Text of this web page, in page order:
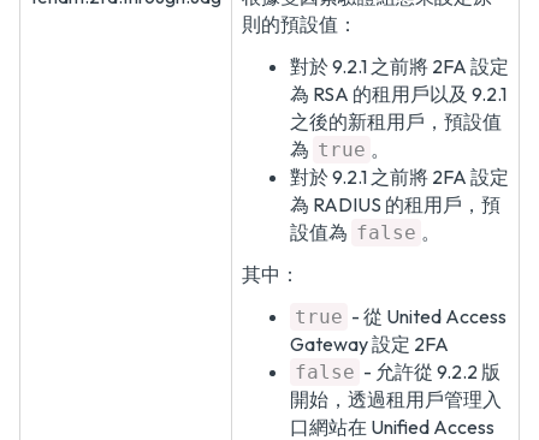
則的預設值：
對於 9.2.1 之前將 2FA 設定
為 RSA 的租用戶以及 9.2.1
之後的新租用戶，預設值
為 true 。
對於 9.2.1 之前將 2FA 設定
為 RADIUS 的租用戶，預
設值為 false 。
其中：
true - 從 United Access
Gateway 設定 2FA
false - 允許從 9.2.2 版
開始，透過租用戶管理入
口網站在 Unified Access